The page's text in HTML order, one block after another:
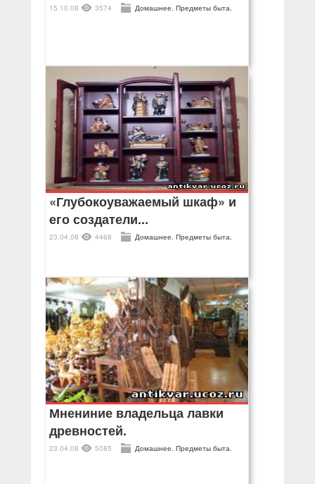
15.10.08 3574 Домашнее. Предметы быта.
«Глубокоуважаемый шкаф» и
его создатели...
23.04.08 4468 Домашнее. Предметы быта.
Мнениние владельца лавки
древностей.
23.04.08 5085 Домашнее. Предметы быта.